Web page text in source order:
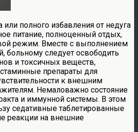
или полного избавления от недуга
питание, полноценный отдых,
режим. Вместе с выполнением
больному следует освободить
и токсичных веществ,
препараты для
к внешним
Немаловажно состояние
и иммунной системы. В этом
седативные таблетированные
реакции на внешние